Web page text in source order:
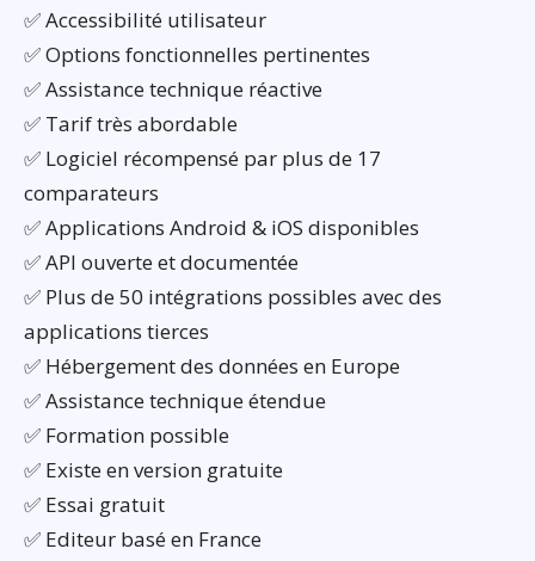
✅ Accessibilité utilisateur
✅ Options fonctionnelles pertinentes
✅ Assistance technique réactive
✅ Tarif très abordable
✅ Logiciel récompensé par plus de 17
comparateurs
✅ Applications Android & iOS disponibles
✅ API ouverte et documentée
✅ Plus de 50 intégrations possibles avec des
applications tierces
✅ Hébergement des données en Europe
✅ Assistance technique étendue
✅ Formation possible
✅ Existe en version gratuite
✅ Essai gratuit
✅ Editeur basé en France